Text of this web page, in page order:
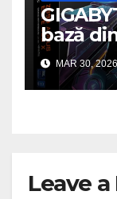
bază
MAR 30, 2026
Leave a